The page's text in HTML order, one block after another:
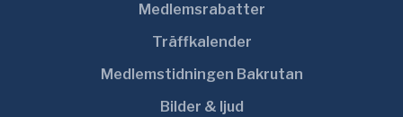
Medlemsrabatter
Träffkalender
Medlemstidningen Bakrutan
Bilder & ljud